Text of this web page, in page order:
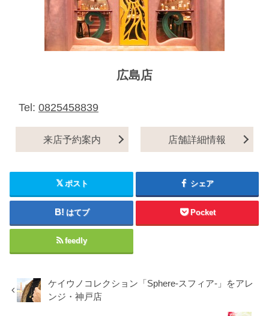
広島店
Tel: 0825458839
来店予約案内 店舗詳細情報
ポスト シェア
はてブ Pocket
feedly
ケイウノコレクション「Sphere-スフィア-」をアレ
ンジ・神戸店